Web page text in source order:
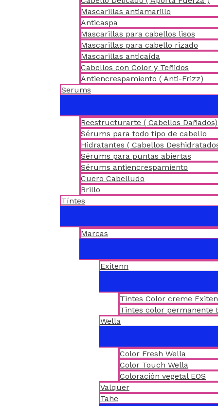
Mascarillas antiamarillo
Anticaspa
Mascarillas para cabellos lisos
Mascarillas para cabello rizado
Mascarillas anticaída
Cabellos con Color y Teñidos
Antiencrespamiento ( Anti-Frizz)
Serums
Reestructurarte ( Cabellos Dañados)
Sérums para todo tipo de cabello
Hidratantes ( Cabellos
Sérums para puntas abiertas
Sérums antiencrespamiento
Cuero Cabelludo
Brillo
Tíntes
Marcas
Exitenn
Tintes Color creme
Tintes color permanente
Wella
Color Fresh Wella
Color Touch Wella
Coloración vegetal EOS
Valquer
Tahe